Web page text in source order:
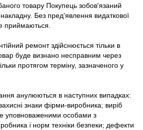
товару Покупець зобов'язаний
Без пред'явлення видаткової
приймаються.
ремонт здійснюється тільки в
буде визнано несправним через
протягом терміну, зазначеного у
анулюються в наступних випадках:
знаки фірми-виробника; виріб
уповноваженими особами з
і норм техніки безпеки; дефекти